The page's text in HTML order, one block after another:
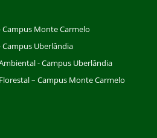
Monte Carmelo
Uberlândia
- Campus Uberlândia
– Campus Monte Carmelo